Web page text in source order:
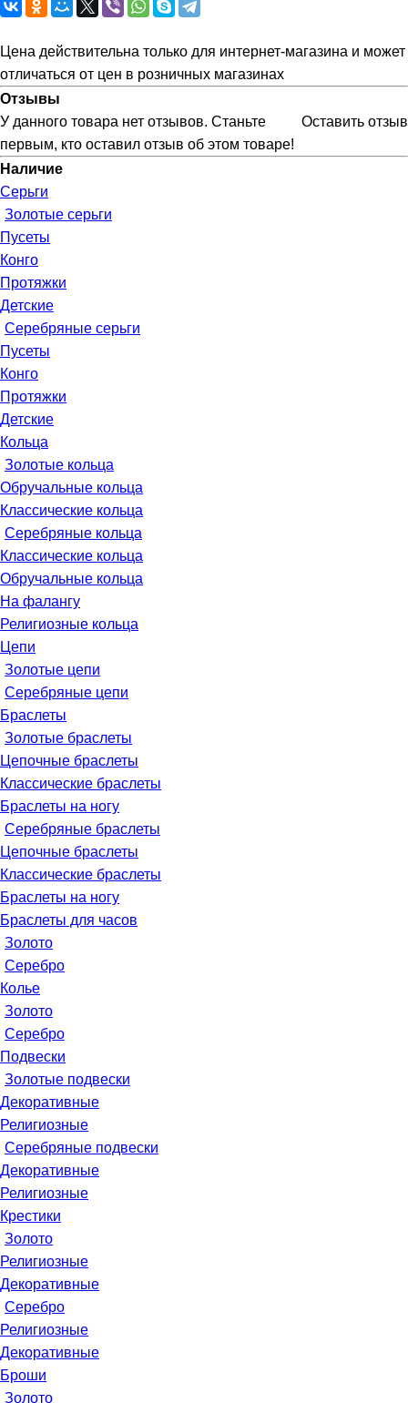
Цена действительна только для интернет-магазина и может
отличаться от цен в розничных магазинах
Отзывы
Оставить отзыв
У данного товара нет отзывов. Станьте
первым, кто оставил отзыв об этом товаре!
Наличие
Серьги
Золотые серьги
Пусеты
Конго
Протяжки
Детские
Серебряные серьги
Пусеты
Конго
Протяжки
Детские
Кольца
Золотые кольца
Обручальные кольца
Классические кольца
Серебряные кольца
Классические кольца
Обручальные кольца
На фалангу
Религиозные кольца
Цепи
Золотые цепи
Серебряные цепи
Браслеты
Золотые браслеты
Цепочные браслеты
Классические браслеты
Браслеты на ногу
Серебряные браслеты
Цепочные браслеты
Классические браслеты
Браслеты на ногу
Браслеты для часов
Золото
Серебро
Колье
Золото
Серебро
Подвески
Золотые подвески
Декоративные
Религиозные
Серебряные подвески
Декоративные
Религиозные
Крестики
Золото
Религиозные
Декоративные
Серебро
Религиозные
Декоративные
Броши
Золото